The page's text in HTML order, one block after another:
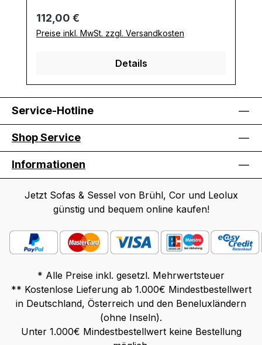
Regulärer Preis:
112,00 €
Preise inkl. MwSt. zzgl. Versandkosten
Details
Service-Hotline
Shop Service
Informationen
Jetzt Sofas & Sessel von Brühl, Cor und Leolux
günstig und bequem online kaufen!
* Alle Preise inkl. gesetzl. Mehrwertsteuer
** Kostenlose Lieferung ab 1.000€ Mindestbestellwert
in Deutschland, Österreich und den Beneluxländern
(ohne Inseln).
Unter 1.000€ Mindestbestellwert keine Bestellung